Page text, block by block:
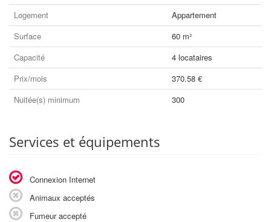
Logement
Appartement
Surface
60 m²
Capacité
4 locataires
Prix/mois
370.58 €
Nuitée(s) minimum
300
Services et équipements
Connexion Internet
Animaux acceptés
Fumeur accepté